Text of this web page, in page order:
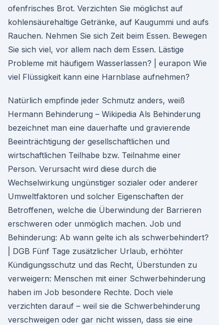
ofenfrisches Brot. Verzichten Sie möglichst auf
kohlensäurehaltige Getränke, auf Kaugummi und aufs
Rauchen. Nehmen Sie sich Zeit beim Essen. Bewegen
Sie sich viel, vor allem nach dem Essen. Lästige
Probleme mit häufigem Wasserlassen? | eurapon Wie
viel Flüssigkeit kann eine Harnblase aufnehmen?
Natürlich empfinde jeder Schmutz anders, weiß
Hermann Behinderung – Wikipedia Als Behinderung
bezeichnet man eine dauerhafte und gravierende
Beeinträchtigung der gesellschaftlichen und
wirtschaftlichen Teilhabe bzw. Teilnahme einer
Person. Verursacht wird diese durch die
Wechselwirkung ungünstiger sozialer oder anderer
Umweltfaktoren und solcher Eigenschaften der
Betroffenen, welche die Überwindung der Barrieren
erschweren oder unmöglich machen. Job und
Behinderung: Ab wann gelte ich als schwerbehindert?
| DGB Fünf Tage zusätzlicher Urlaub, erhöhter
Kündigungsschutz und das Recht, Überstunden zu
verweigern: Menschen mit einer Schwerbehinderung
haben im Job besondere Rechte. Doch viele
verzichten darauf – weil sie die Schwerbehinderung
verschweigen oder gar nicht wissen, dass sie eine